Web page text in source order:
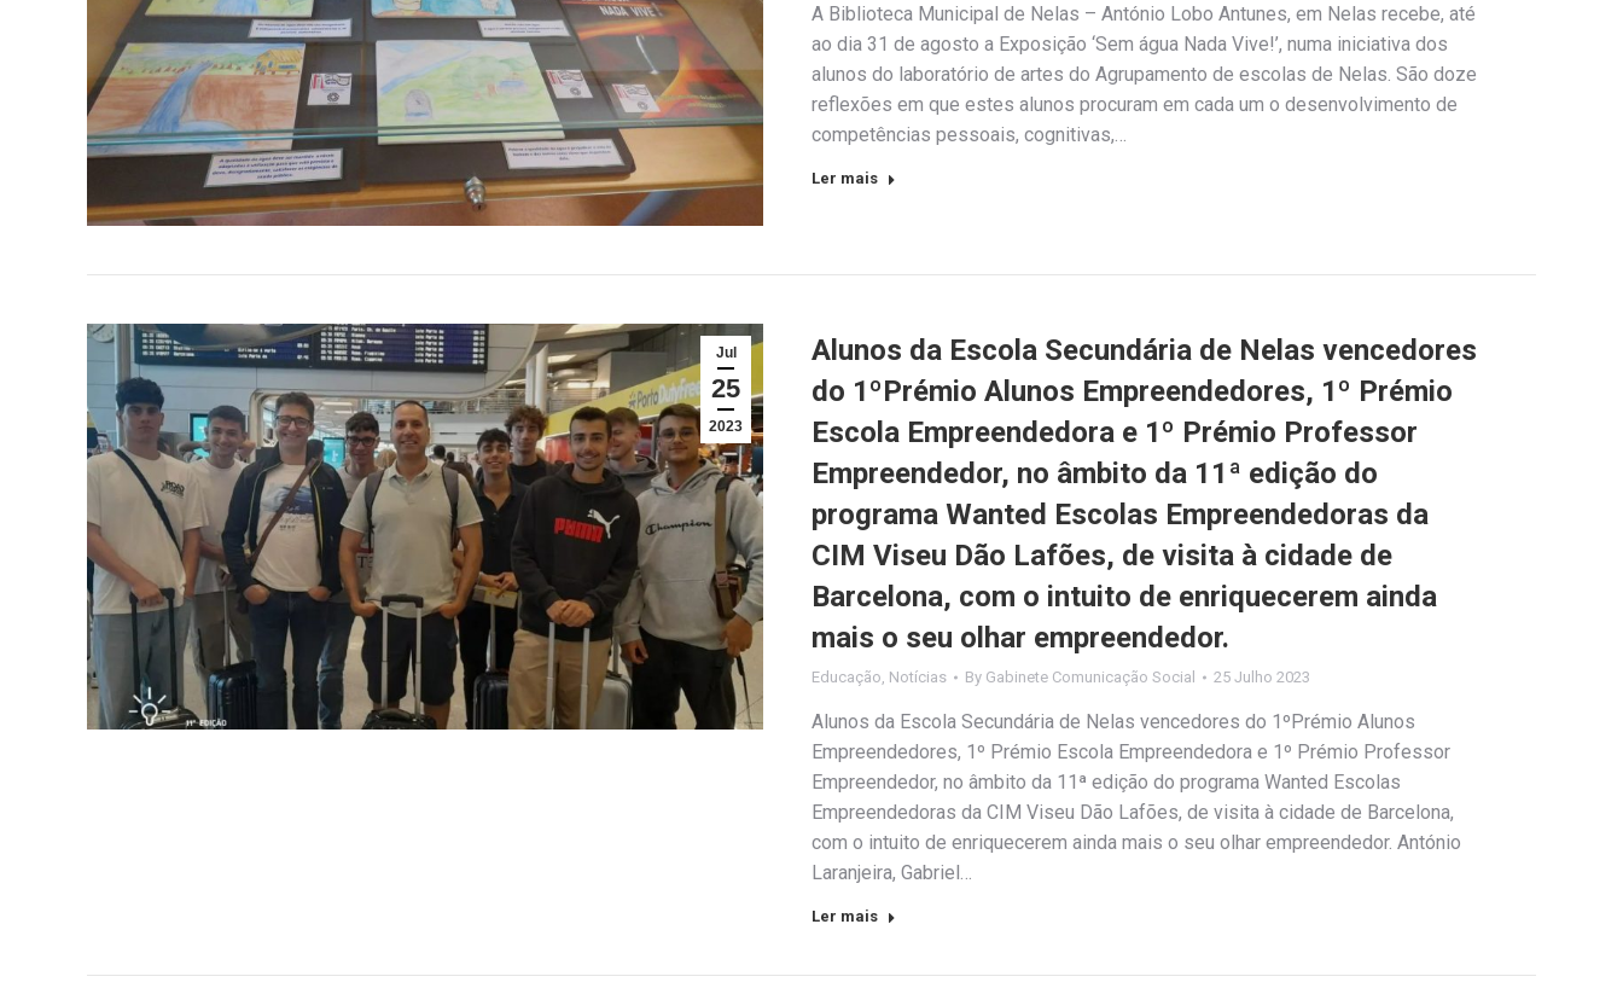
A Biblioteca Municipal de Nelas – António Lobo Antunes, em Nelas recebe, até
ao dia 31 de agosto a Exposição ‘Sem água Nada Vive!’, numa iniciativa dos
alunos do laboratório de artes do Agrupamento de escolas de Nelas. São doze
reflexões em que estes alunos procuram em cada um o desenvolvimento de
competências pessoais, cognitivas,…
Ler mais
Jul
25
2023
Alunos da Escola Secundária de Nelas vencedores
do 1ºPrémio Alunos Empreendedores, 1º Prémio
Escola Empreendedora e 1º Prémio Professor
Empreendedor, no âmbito da 11ª edição do
programa Wanted Escolas Empreendedoras da
CIM Viseu Dão Lafões, de visita à cidade de
Barcelona, com o intuito de enriquecerem ainda
mais o seu olhar empreendedor.
Educação, Notícias By Gabinete Comunicação Social 25 Julho 2023
Alunos da Escola Secundária de Nelas vencedores do 1ºPrémio Alunos
Empreendedores, 1º Prémio Escola Empreendedora e 1º Prémio Professor
Empreendedor, no âmbito da 11ª edição do programa Wanted Escolas
Empreendedoras da CIM Viseu Dão Lafões, de visita à cidade de Barcelona,
com o intuito de enriquecerem ainda mais o seu olhar empreendedor. António
Laranjeira, Gabriel…
Ler mais